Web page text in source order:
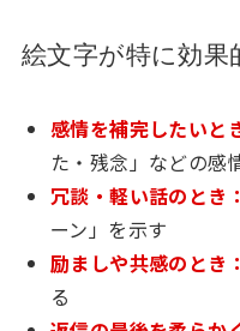
絵文字が特に効果
感情を補完したいと
た・残念」などの感
冗談・軽い話のとき：
ーン」を示す
励ましや共感のとき：
る